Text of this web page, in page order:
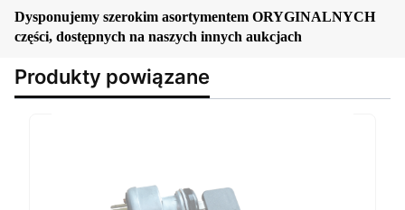
Dysponujemy szerokim asortymentem ORYGINALNYCH
części, dostępnych na naszych innych aukcjach
Produkty powiązane